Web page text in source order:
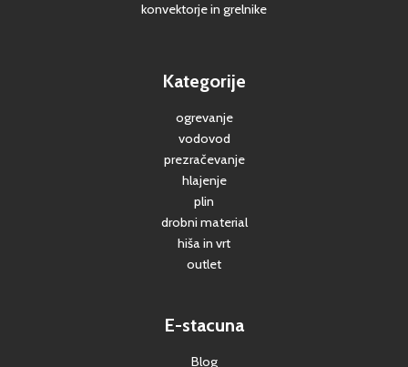
konvektorje in grelnike
Kategorije
ogrevanje
vodovod
prezračevanje
hlajenje
plin
drobni material
hiša in vrt
outlet
E-stacuna
Blog